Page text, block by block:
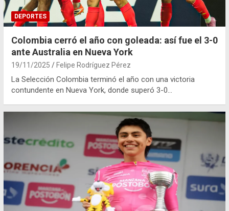
DEPORTES
Colombia cerró el año con goleada: así fue el 3-0
ante Australia en Nueva York
19/11/2025 Felipe Rodríguez Pérez
La Selección Colombia terminó el año con una victoria
contundente en Nueva York, donde superó 3-0…